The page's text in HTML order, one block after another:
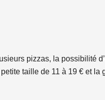
pizzas, la possibilité
taille de 11 à 19 € et la